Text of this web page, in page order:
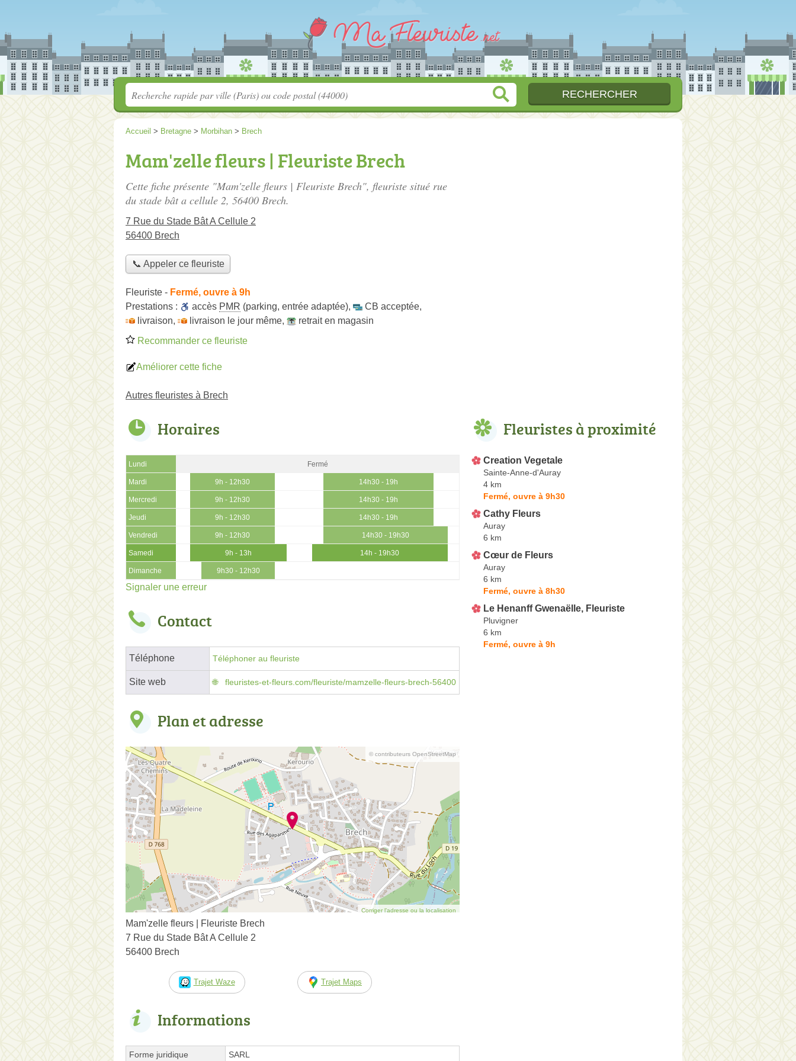
Accueil > Bretagne > Morbihan > Brech
Mam'zelle fleurs | Fleuriste Brech
Cette fiche présente "Mam'zelle fleurs | Fleuriste Brech", fleuriste situé rue
du stade bât a cellule 2, 56400 Brech.
7 Rue du Stade Bât A Cellule 2
56400 Brech
📞 Appeler ce fleuriste
Fleuriste - Fermé, ouvre à 9h
Prestations :
accès PMR (parking, entrée adaptée), CB acceptée,
livraison, livraison le jour même,
retrait en magasin
Recommander ce fleuriste
Améliorer cette fiche
Autres fleuristes à Brech
Horaires
Lundi Fermé
Mardi 9h - 12h30 14h30 - 19h
Mercredi 9h - 12h30 14h30 - 19h
Jeudi 9h - 12h30 14h30 - 19h
Vendredi 9h - 12h30 14h30 - 19h30
Samedi 9h - 13h 14h - 19h30
Dimanche 9h30 - 12h30
Signaler une erreur
Contact
Téléphone Téléphoner au fleuriste
Site web fleuristes-et-fleurs.com/fleuriste/mamzelle-fleurs-brech-56400
Plan et adresse
© contributeurs OpenStreetMap
Corriger l’adresse ou la localisation
Mam'zelle fleurs | Fleuriste Brech
7 Rue du Stade Bât A Cellule 2
56400 Brech
Trajet Waze Trajet Maps
Informations
Forme juridique SARL
Fleuristes à proximité
Creation Vegetale
Sainte-Anne-d'Auray
4 km
Fermé, ouvre à 9h30
Cathy Fleurs
Auray
6 km
Cœur de Fleurs
Auray
6 km
Fermé, ouvre à 8h30
Le Henanff Gwenaëlle, Fleuriste
Pluvigner
6 km
Fermé, ouvre à 9h